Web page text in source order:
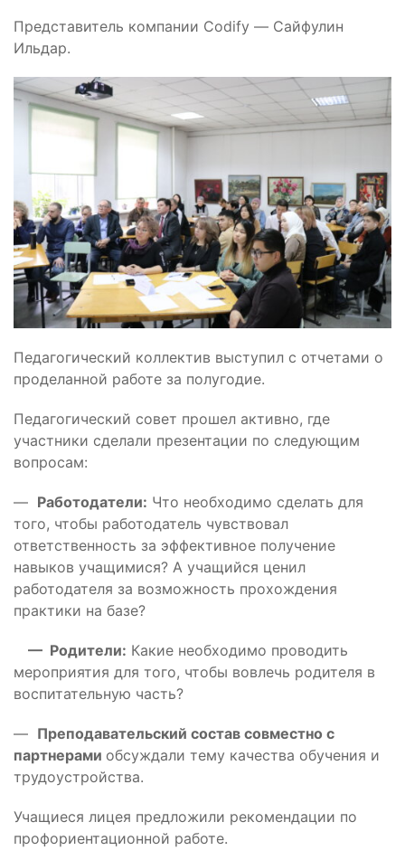
Представитель компании Codify — Сайфулин
Ильдар.
Педагогический коллектив выступил с отчетами о
проделанной работе за полугодие.
Педагогический совет прошел активно, где
участники сделали презентации по следующим
вопросам:
— Работодатели: Что необходимо сделать для
того, чтобы работодатель чувствовал
ответственность за эффективное получение
навыков учащимися? А учащийся ценил
работодателя за возможность прохождения
практики на базе?
— Родители: Какие необходимо проводить
мероприятия для того, чтобы вовлечь родителя в
воспитательную часть?
— Преподавательский состав совместно с
партнерами обсуждали тему качества обучения и
трудоустройства.
Учащиеся лицея предложили рекомендации по
профориентационной работе.